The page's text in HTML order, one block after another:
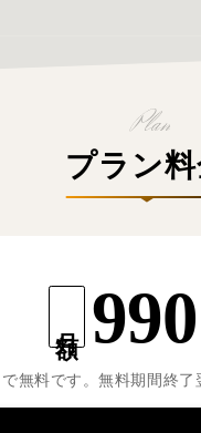
プラン
990
無料です。無料期間終了